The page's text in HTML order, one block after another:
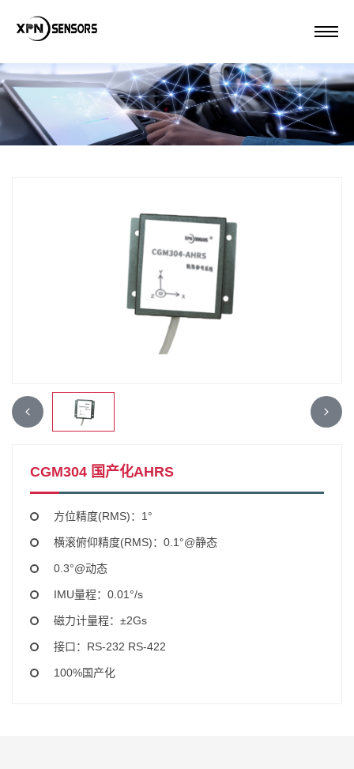
CGM304 国产化AHRS
方位精度(RMS)：1°
横滚俯仰精度(RMS)：0.1°@静态
0.3°@动态
IMU量程：0.01°/s
磁力计量程：±2Gs
接口：RS-232 RS-422
100%国产化